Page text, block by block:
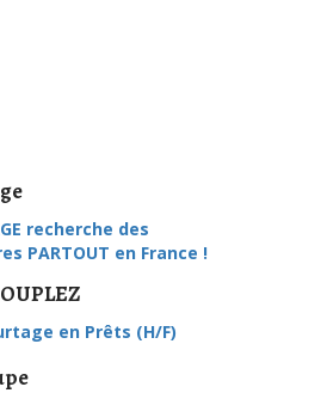
recherche des
PARTOUT en France !
en Prêts (H/F)